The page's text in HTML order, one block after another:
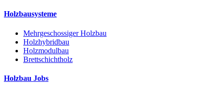
Holzbausysteme
Mehrgeschossiger Holzbau
Holzhybridbau
Holzmodulbau
Brettschichtholz
Holzbau Jobs